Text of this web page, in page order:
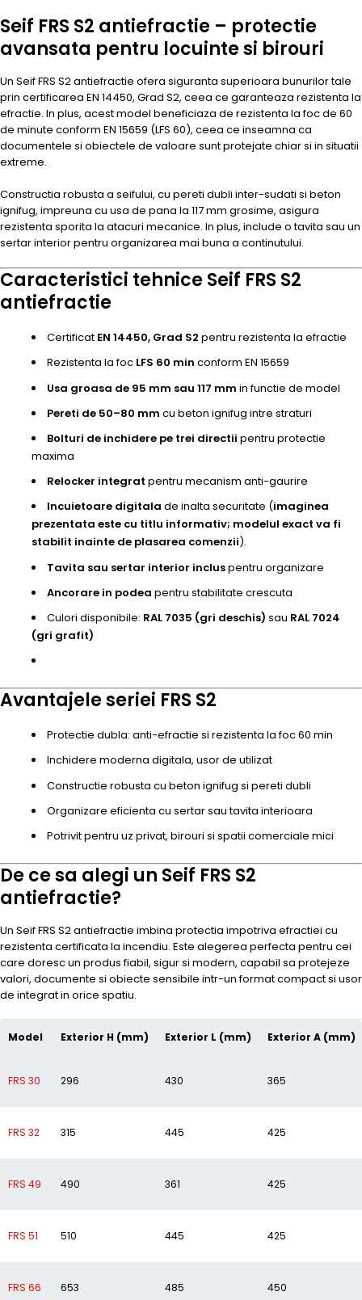
Seif FRS S2 antiefractie – protectie
avansata pentru locuinte si birouri
Un Seif FRS S2 antiefractie ofera siguranta superioara bunurilor tale
prin certificarea EN 14450, Grad S2, ceea ce garanteaza rezistenta la
efractie. In plus, acest model beneficiaza de rezistenta la foc de 60
de minute conform EN 15659 (LFS 60), ceea ce inseamna ca
documentele si obiectele de valoare sunt protejate chiar si in situatii
extreme.
Constructia robusta a seifului, cu pereti dubli inter-sudati si beton
ignifug, impreuna cu usa de pana la 117 mm grosime, asigura
rezistenta sporita la atacuri mecanice. In plus, include o tavita sau un
sertar interior pentru organizarea mai buna a continutului.
Caracteristici tehnice Seif FRS S2
antiefractie
Certificat EN 14450, Grad S2 pentru rezistenta la efractie
Rezistenta la foc LFS 60 min conform EN 15659
Usa groasa de 95 mm sau 117 mm in functie de model
Pereti de 50–80 mm cu beton ignifug intre straturi
Bolturi de inchidere pe trei directii pentru protectie
maxima
Relocker integrat pentru mecanism anti-gaurire
Incuietoare digitala de inalta securitate (imaginea
prezentata este cu titlu informativ; modelul exact va fi
stabilit inainte de plasarea comenzii).
Tavita sau sertar interior incluspentru organizare
Ancorare in podea pentru stabilitate crescuta
Culori disponibile: RAL 7035 (gri deschis) sau RAL 7024
(gri grafit)
Avantajele seriei FRS S2
Protectie dubla: anti-efractie si rezistenta la foc 60 min
Inchidere moderna digitala, usor de utilizat
Constructie robusta cu beton ignifug si pereti dubli
Organizare eficienta cu sertar sau tavita interioara
Potrivit pentru uz privat, birouri si spatii comerciale mici
De ce sa alegi un Seif FRS S2
antiefractie?
Un Seif FRS S2 antiefractie imbina protectia impotriva efractiei cu
rezistenta certificata la incendiu. Este alegerea perfecta pentru cei
care doresc un produs fiabil, sigur si modern, capabil sa protejeze
valori, documente si obiecte sensibile intr-un format compact si usor
de integrat in orice spatiu.
Model Exterior H (mm) Exterior L (mm) Exterior A (mm)
FRS 30 296 430 365
FRS 32 315 445 425
FRS 49 490 361 425
FRS 51 510 445 425
FRS 66 653 485 450